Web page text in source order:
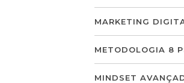
MARKETING
METODOLOGIA 8
MINDSET